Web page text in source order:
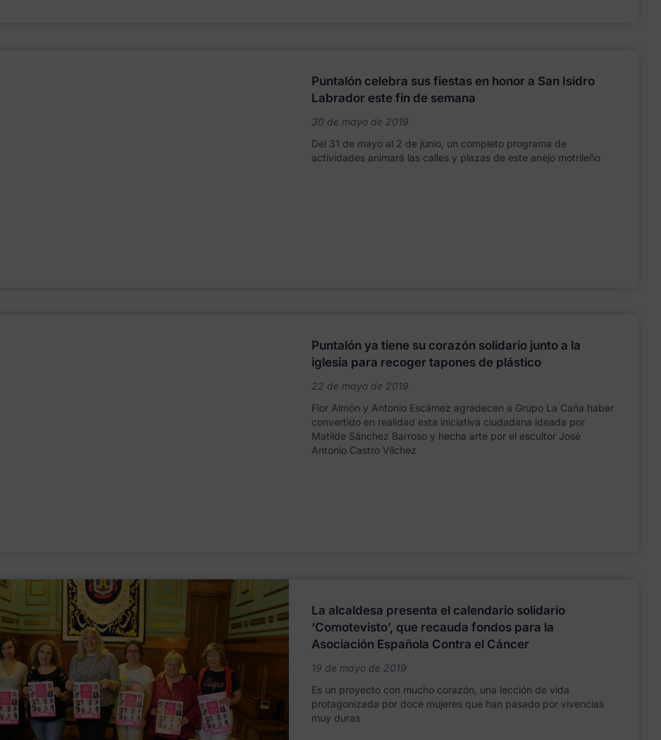
Puntalón celebra sus fiestas en honor a San Isidro
Labrador este fin de semana
30 de mayo de 2019
Del 31 de mayo al 2 de junio, un completo programa de
actividades animará las calles y plazas de este anejo motrileño
Puntalón ya tiene su corazón solidario junto a la
iglesia para recoger tapones de plástico
22 de mayo de 2019
Flor Almón y Antonio Escámez agradecen a Grupo La Caña haber
convertido en realidad esta iniciativa ciudadana ideada por
Matilde Sánchez Barroso y hecha arte por el escultor José
Antonio Castro Vílchez
La alcaldesa presenta el calendario solidario
‘Comotevisto’, que recauda fondos para la
Asociación Española Contra el Cáncer
19 de mayo de 2019
Es un proyecto con mucho corazón, una lección de vida
protagonizada por doce mujeres que han pasado por vivencias
muy duras